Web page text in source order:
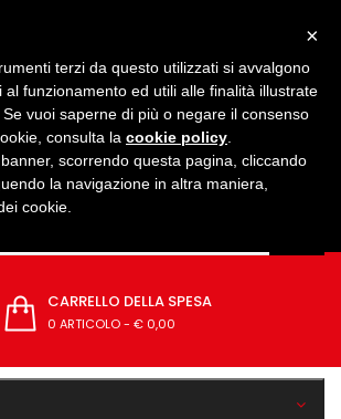
CARRELLO DELLA SPESA
0 ARTICOLO- € 0,00
×
terzi da questo utilizzati si avvalgono
al funzionamento ed utili alle finalità illustrate
vuoi saperne di più o negare il consenso
consulta la cookie policy
scorrendo questa pagina, cliccando
la navigazione in altra maniera,
cookie.